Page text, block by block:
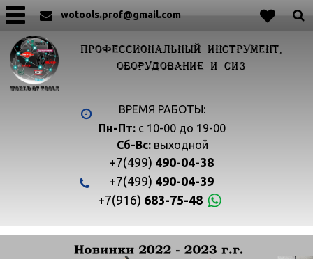
wotools.prof@gmail.com
ПРОФЕССИОНАЛЬНЫЙ ИНСТРУМЕНТ,
ОБОРУДОВАНИЕ И СИЗ
ВРЕМЯ РАБОТЫ:
Пн-Пт: с 10-00 до 19-00
Сб-Вс:выходной
+7(499) 490-04-38
+7(499) 490-04-39
+7(916) 683-75-48